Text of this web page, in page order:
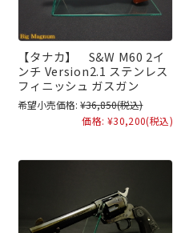
【タナカ】 S&W M60 2イ
ンチ Version2.1 ステンレス
フィニッシュ ガスガン
希望小売価格: ¥36,850(税込)
価格: ¥30,200(税込)